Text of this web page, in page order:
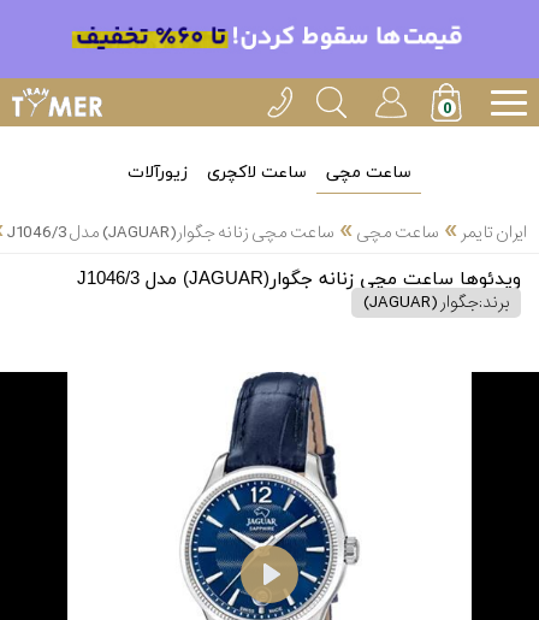
ساعت مچی ساعت لاکچری زیورآلات
ایران تایمر » ساعت مچی» ساعت مچی زنانه جگوار(JAGUAR) مدل J1046/3
ویدئوها ساعت مچی زنانه جگوار(JAGUAR) مدل J1046/3
برند:جگوار (JAGUAR)